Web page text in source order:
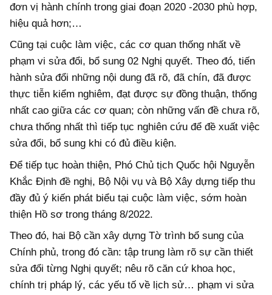
đơn vị hành chính trong giai đoạn 2020 -2030 phù hợp,
hiệu quả hơn;…
Cũng tại cuộc làm việc, các cơ quan thống nhất về
phạm vi sửa đổi, bổ sung 02 Nghị quyết. Theo đó, tiến
hành sửa đổi những nội dung đã rõ, đã chín, đã được
thực tiễn kiểm nghiêm, đạt được sự đồng thuận, thống
nhất cao giữa các cơ quan; còn những vấn đề chưa rõ,
chưa thống nhất thì tiếp tục nghiên cứu để đề xuất việc
sửa đổi, bổ sung khi có đủ điều kiện.
Để tiếp tục hoàn thiện, Phó Chủ tịch Quốc hội Nguyễn
Khắc Định đề nghị, Bộ Nội vụ và Bộ Xây dựng tiếp thu
đầy đủ ý kiến phát biểu tại cuộc làm việc, sớm hoàn
thiện Hồ sơ trong tháng 8/2022.
Theo đó, hai Bộ cần xây dựng Tờ trình bổ sung của
Chính phủ, trong đó cần: tập trung làm rõ sự cần thiết
sửa đổi từng Nghị quyết; nêu rõ căn cứ khoa học,
chính trị pháp lý, các yếu tố về lịch sử… phạm vi sửa